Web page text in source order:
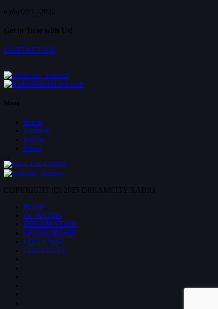
today02/11/2022
Get in Tune with Us!
CONTACT US!
Menu
Home
Contacts
Events
News
COPYRIGHT (C) 2025 DREAMCITY RADIO
HOME
DC RADIO
DREAM TEAM
SPONSORSHIP
LIVE CHAT
CONTACTS